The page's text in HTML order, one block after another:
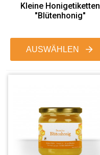
Kleine Honigetiketten
"Blütenhonig"
AUSWÄHLEN